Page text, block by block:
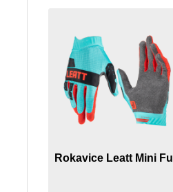
Rokavice Leatt Mini